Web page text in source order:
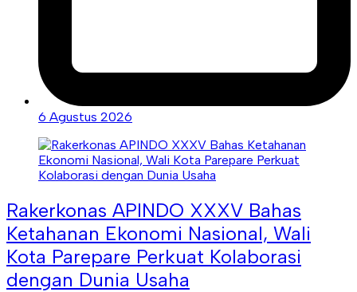
6 Agustus 2026
Rakerkonas APINDO XXXV Bahas
Ketahanan Ekonomi Nasional, Wali
Kota Parepare Perkuat Kolaborasi
dengan Dunia Usaha